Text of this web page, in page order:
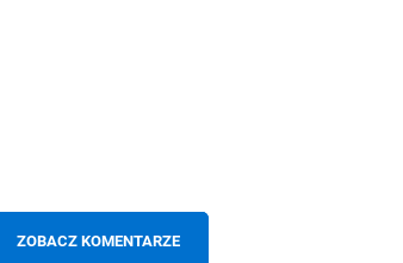
ZOBACZ KOMENTARZE